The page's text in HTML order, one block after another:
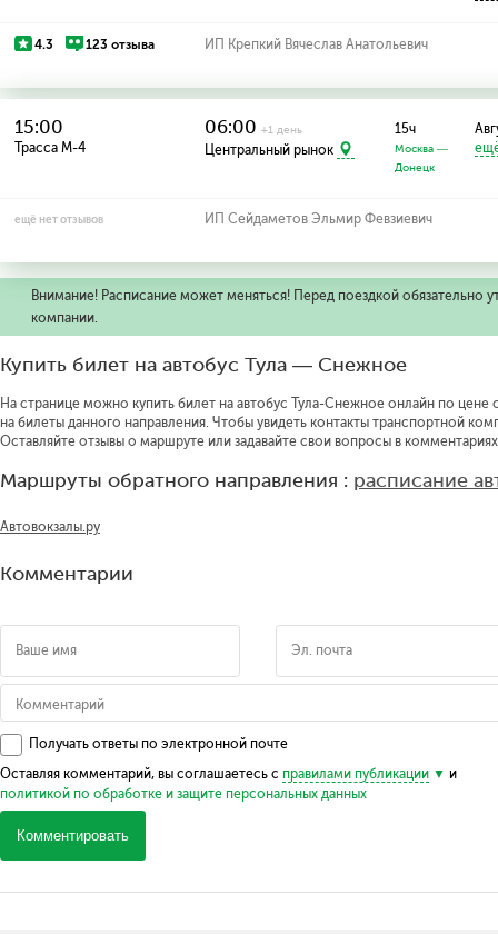
4.3 123 отзыва ИП Крепкий Вячеслав Анатольевич
15:00
Трасса М-4
06:00+1 день
Центральный рынок
15ч
Москва —
Донецк
ещё нет отзывов ИП Сейдаметов Эльмир Февзиевич
Внимание! Расписание может меняться! Перед поездкой обязательно
компании.
Купить билет на автобус Тула — Снежное
На странице можно купить билет на автобус Тула-Снежное онлайн по цене
на билеты данного направления. Чтобы увидеть контакты транспортной
Оставляйте отзывы о маршруте или задавайте свои вопросы в
Маршруты обратного направления : расписание
Автовокзалы.ру
Комментарии
Получать ответы по электронной почте
Оставляя комментарий, вы соглашаетесь с правилами публикации
и
политикой по обработке и защите персональных данных
Комментировать